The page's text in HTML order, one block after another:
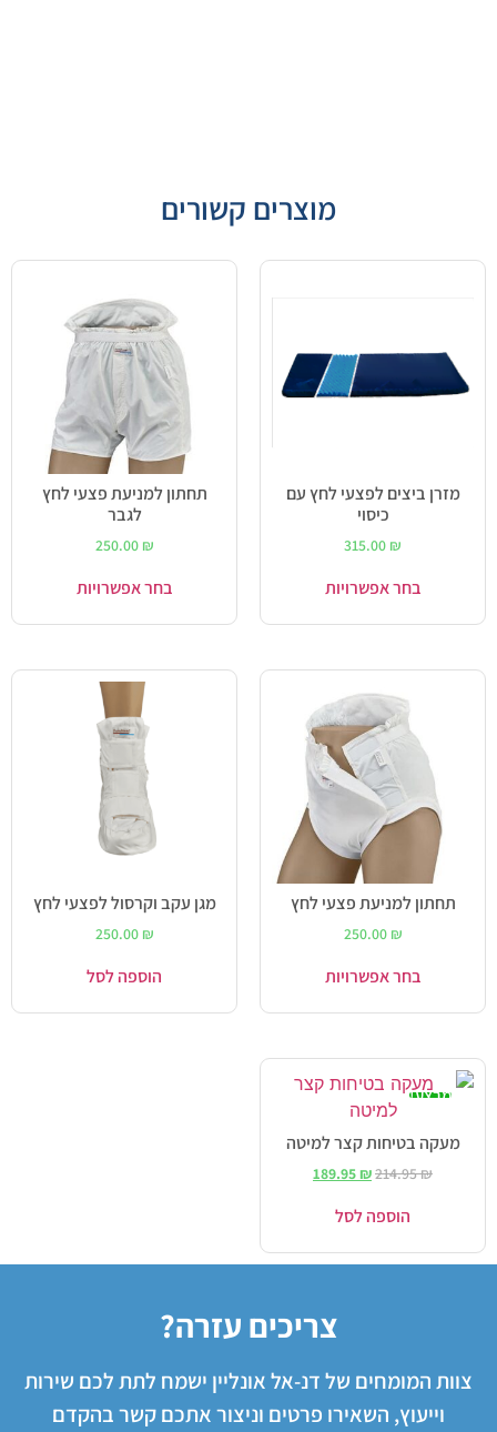
מוצרים קשורים
מזרן ביצים לפצעי לחץ עם
כיסוי
315.00 ₪
בחר אפשרויות
תחתון למניעת פצעי לחץ
לגבר
250.00 ₪
בחר אפשרויות
תחתון למניעת פצעי לחץ
250.00 ₪
בחר אפשרויות
מגן עקב וקרסול לפצעי לחץ
250.00 ₪
הוספה לסל
מבצע!
מעקה בטיחות קצר למיטה
214.95₪
189.95₪
הוספה לסל
צריכים עזרה?
צוות המומחים של דנ-אל אונליין ישמח לתת לכם שירות
וייעוץ, השאירו פרטים וניצור אתכם קשר בהקדם